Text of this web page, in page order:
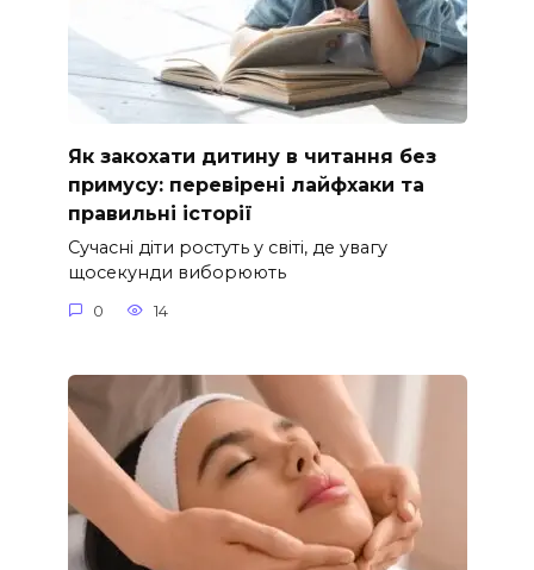
Як закохати дитину в читання без
примусу: перевірені лайфхаки та
правильні історії
Сучасні діти ростуть у світі, де увагу
щосекунди виборюють
0 14